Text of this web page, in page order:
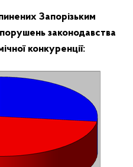
Запорізьким
законодавства
конкуренції: